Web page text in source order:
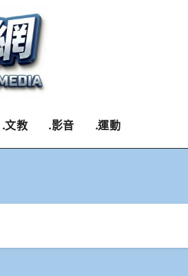
.文教 .影音 .運動